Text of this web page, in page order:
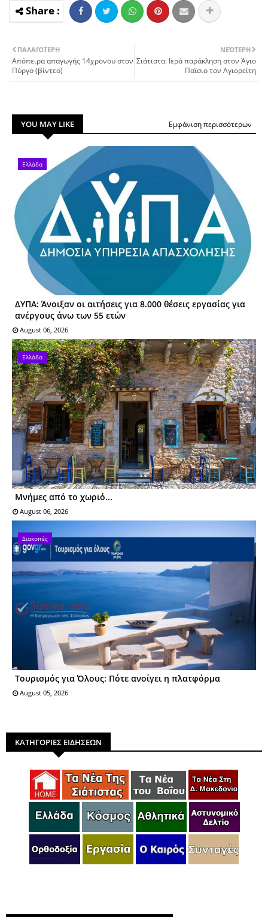
ΝΕΌΤΕΡΗ
Σιάτιστα: Ιερά παράκληση στον Άγιο
Παϊσιο τον Αγιορείτη
ΠΑΛΑΙΌΤΕΡΗ
Απόπειρα απαγωγής 14χρονου στον
Πύργο (βίντεο)
YOU MAY LIKE Εμφάνιση περισσότερων
Ελλάδα
ΔΥΠΑ: Άνοιξαν οι αιτήσεις για 8.000 θέσεις εργασίας για
ανέργους άνω των 55 ετών
August 06, 2026
Ελλάδα
Μνήμες από το χωριό...
August 06, 2026
Διακοπές
Τουρισμός για Όλους: Πότε ανοίγει η πλατφόρμα
August 05, 2026
ΚΑΤΗΓΟΡΙΕΣ ΕΙΔΗΣΕΩΝ